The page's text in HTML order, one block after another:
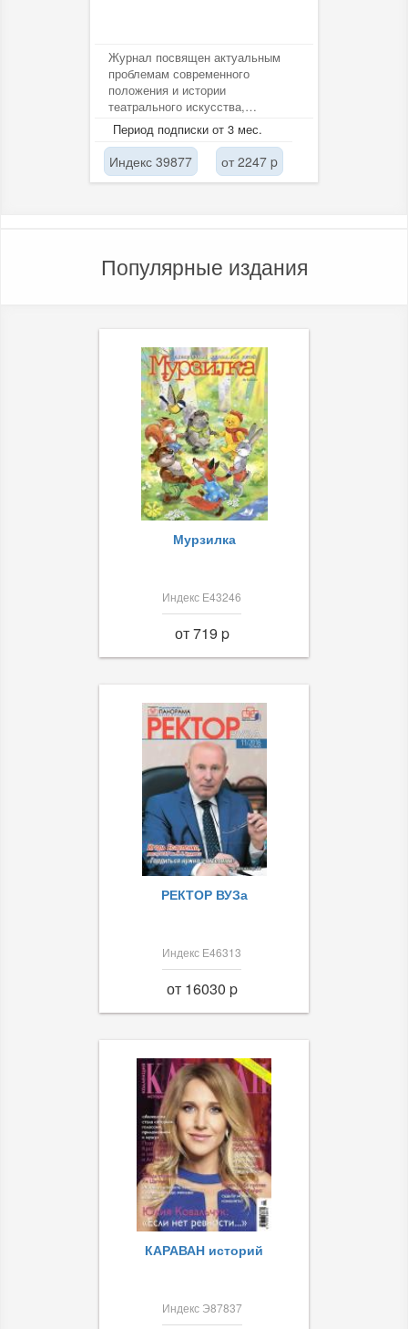
Журнал посвящен актуальным
проблемам современного
положения и истории
театрального искусства,
сценографии, драматургии,
театроведения, экономики и...
Период подписки от 3 мес.
Индекс 39877 от 2247 p
Популярные издания
Мурзилка
Индекс Е43246
от 719 p
РЕКТОР ВУЗа
Индекс Е46313
от 16030 p
КАРАВАН историй
Индекс Э87837